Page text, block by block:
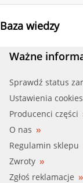
Baza wiedzy
Ważne
Sprawdź status
Ustawienia cookies
Producenci części
O nas
Regulamin sklepu
Zwroty
Zgłoś reklamacje